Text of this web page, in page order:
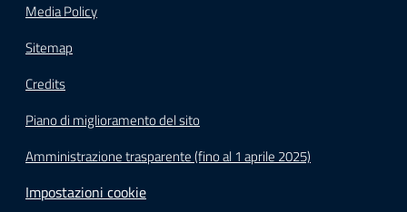
Media Policy
Sitemap
Credits
Piano di miglioramento del sito
Amministrazione trasparente (fino al 1 aprile 2025)
Impostazioni cookie